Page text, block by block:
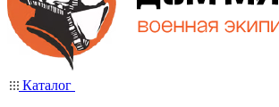
Каталог